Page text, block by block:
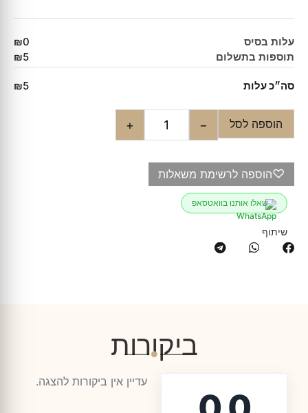
עלות בסיס
₪0
תוספות בתשלום
₪5
סה״כ עלות ₪5
−
+ הוספה לסל
♡הוספה לרשימת משאלות
שאלו אותנו בוואטסאפ
שיתוף
ביקורות
עדיין אין ביקורות להצגה.